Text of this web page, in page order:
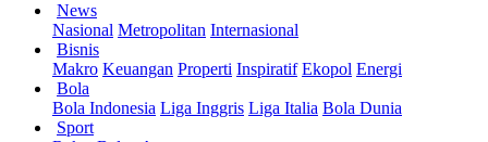
News
Nasional Metropolitan Internasional
Bisnis
Makro Keuangan Properti Inspiratif Ekopol Energi
Bola
Bola Indonesia Liga Inggris Liga Italia Bola Dunia
Sport